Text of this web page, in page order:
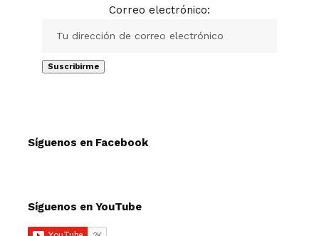
Correo electrónico:
Síguenos en Facebook
Síguenos en YouTube